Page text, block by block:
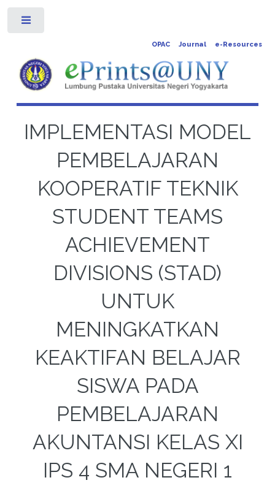
OPAC Journal e-Resources
IMPLEMENTASI MODEL
PEMBELAJARAN
KOOPERATIF TEKNIK
STUDENT TEAMS
ACHIEVEMENT
DIVISIONS (STAD)
UNTUK
MENINGKATKAN
KEAKTIFAN BELAJAR
SISWA PADA
PEMBELAJARAN
AKUNTANSI KELAS XI
IPS 4 SMA NEGERI 1